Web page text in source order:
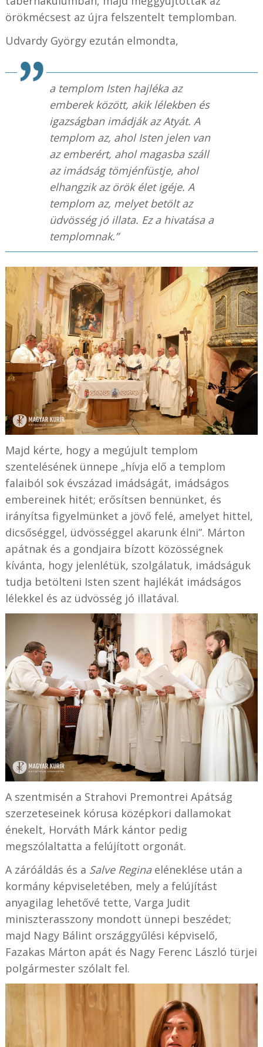
örökmécsest az újra felszentelt templomban.
Udvardy György ezután elmondta,
a templom Isten hajléka az
emberek között, akik lélekben és
igazságban imádják az Atyát. A
templom az, ahol Isten jelen van
az emberért, ahol magasba száll
az imádság tömjénfüstje, ahol
elhangzik az örök élet igéje. A
templom az, melyet betölt az
üdvösség jó illata. Ez a hivatása a
templomnak.”
Majd kérte, hogy a megújult templom
szentelésének ünnepe „hívja elő a templom
falaiból sok évszázad imádságát, imádságos
embereinek hitét; erősítsen bennünket, és
irányítsa figyelmünket a jövő felé, amelyet hittel,
dicsőséggel, üdvösséggel akarunk élni”. Márton
apátnak és a gondjaira bízott közösségnek
kívánta, hogy jelenlétük, szolgálatuk, imádságuk
tudja betölteni Isten szent hajlékát imádságos
lélekkel és az üdvösség jó illatával.
A szentmisén a Strahovi Premontrei Apátság
szerzeteseinek kórusa középkori dallamokat
énekelt, Horváth Márk kántor pedig
megszólaltatta a felújított orgonát.
A záróáldás és a Salve Reginaeléneklése után a
kormány képviseletében, mely a felújítást
anyagilag lehetővé tette, Varga Judit
miniszterasszony mondott ünnepi beszédet;
majd Nagy Bálint országgyűlési képviselő,
Fazakas Márton apát és Nagy Ferenc László türjei
polgármester szólalt fel.